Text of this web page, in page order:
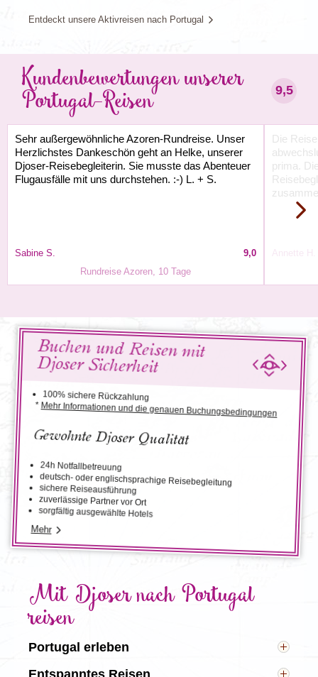
Entdeckt unsere Aktivreisen nach Portugal
Kundenbewertungen unserer
Portugal-Reisen 9,5
Sehr außergewöhnliche Azoren-Rundreise. Unser
Herzlichstes Dankeschön geht an Helke, unserer
Djoser-Reisebegleiterin. Sie musste das Abenteuer
Flugausfälle mit uns durchstehen. :-) L. + S.
Sabine S.
9,0
Rundreise Azoren, 10 Tage
Die
prima.
Annette H.
Buchen und Reisen mit
Djoser Sicherheit
100% sichere Rückzahlung
*Mehr Informationen und die genauen Buchungsbedingungen
Gewohnte Djoser Qualität
24h Notfallbetreuung
deutsch- oder englischsprachige Reisebegleitung
sichere Reiseausführung
zuverlässige Partner vor Ort
sorgfältig ausgewählte Hotels
Mehr
Mit Djoser nach Portugal
reisen
Portugal erleben
Entspanntes Reisen